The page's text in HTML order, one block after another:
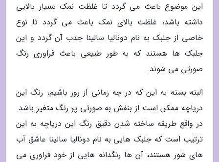
این موضوع باعث می گردد تا غلظت نمک بسیار بالایی
داشته باشد، غلظت بالای نمک باعث می گردد تا نوع
خاصی از جلبک به نام دونالیا سالینا جذب آن گردد و این
جلبک ها هستند که به طور طبیعی باعث فراوری رنگ
صورتی می شوند.
البته بسته به این که در چه زمانی از روز باشیم، رنگ این
دریاچه ممکن است از بنفش به صورتی پر رنگ متغیر باشد.
در واقع طریقه ساخته شدن دقیق رنگ این دریاچه به این
ترتیب است که جلبک هایی به نام دونالیا سالینا عاشق آب
های شور هستند، آن ها رنگدانه هایی از خود فراوری می